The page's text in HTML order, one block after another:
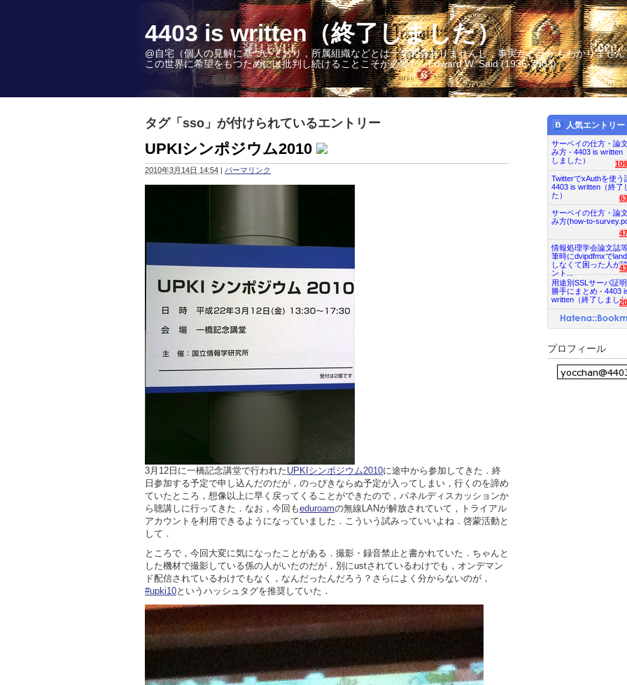
4403 is written（終了しました）
@自宅（個人の見解に基づいており，所属組織などとは一切関係ありませんし，事実かどうかもわかりません
この世界に希望をもつためには批判し続けることこそが必要だ - Edward W. Said (1935-2003)
タグ「sso」が付けられているエントリー
UPKIシンポジウム2010
2010年3月14日 14:54 | パーマリンク
3月12日に一橋記念講堂で行われたUPKIシンポジウム2010に途中から参加してきた．終
日参加する予定で申し込んだのだが，のっぴきならぬ予定が入ってしまい，行くのを諦め
ていたところ，想像以上に早く戻ってくることができたので，パネルディスカッションか
ら聴講しに行ってきた．なお，今回もeduroamの無線LANが解放されていて，トライアル
アカウントを利用できるようになっていました．こういう試みっていいよね．啓蒙活動と
して．
ところで，今回大変に気になったことがある．撮影・録音禁止と書かれていた．ちゃんと
した機材で撮影している係の人がいたのだが，別にustされているわけでも，オンデマン
ド配信されているわけでもなく，なんだったんだろう？さらによく分からないのが，
#upki10というハッシュタグを推奨していた．
人気エントリー
サーベイの仕方・論
み方 - 4403 is written
しました）
TwitterでxAuthを使う
4403 is written（終了
た）
サーベイの仕方・論
み方(how-to-
情報処理学会論文誌
筆時にdvipdfmxで
しなくて困った人が
ント...
用途別SSLサーバ証
勝手にまとめ - 4403
written（終了しまし
プロフィール